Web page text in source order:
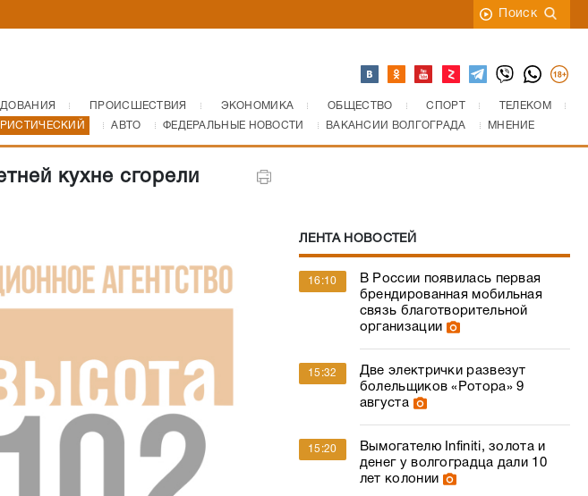
Поиск
ПРОИСШЕСТВИЯ ЭКОНОМИКА ОБЩЕСТВО СПОРТ
ТЕЛЕКОМ
АВТО ФЕДЕРАЛЬНЫЕ НОВОСТИ ВАКАНСИИ ВОЛГОГРАДА МНЕНИЕ
кухне сгорели
ЛЕНТА НОВОСТЕЙ
16:10
В России появилась первая
брендированная мобильная
связь благотворительной
организации
15:32
Две электрички развезут
болельщиков «Ротора» 9
августа
15:20
Вымогателю Infiniti, золота и
денег у волгоградца дали 10
лет колонии